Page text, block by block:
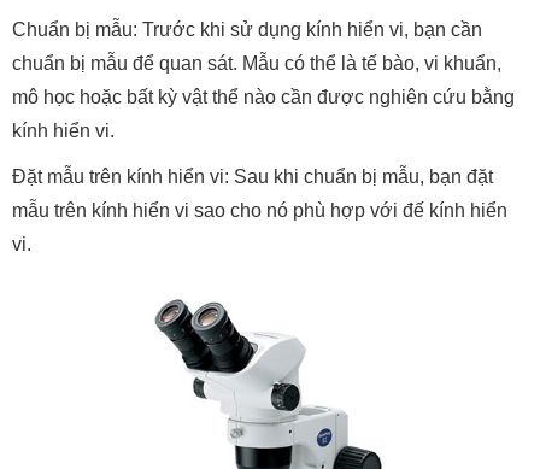
Chuẩn bị mẫu: Trước khi sử dụng kính hiển vi, bạn cần
chuẩn bị mẫu để quan sát. Mẫu có thể là tế bào, vi khuẩn,
mô học hoặc bất kỳ vật thể nào cần được nghiên cứu bằng
kính hiển vi.
Đặt mẫu trên kính hiển vi: Sau khi chuẩn bị mẫu, bạn đặt
mẫu trên kính hiển vi sao cho nó phù hợp với đế kính hiển
vi.